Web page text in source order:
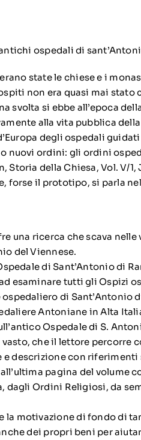
ospedali di
state le chiese e i
non era quasi mai stato
svolta si ebbe all’epoca
alla vita pubblica
degli ospedali
nuovi ordini: gli ordini
Storia della Chiesa, Vol. V/
forse il prototipo, si parla
una ricerca che scava
del Viennese.
di Sant’Antonio di
esaminare tutti gli Ospizi
di Sant’Antonio
Antoniane in Alta
Ospedale di S.
vasto, che il lettore percorre
e descrizione con
pagina del volume
dagli Ordini Religiosi, da
la motivazione di fondo di
dei propri beni per